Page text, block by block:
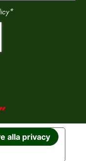
alla privacy